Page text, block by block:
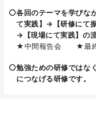
各回のテーマを学びな
て実践】→【研修にて
→【現場にて実践】の
★中間報告会 ★最
勉強ための研修ではな
につなげる研修です。